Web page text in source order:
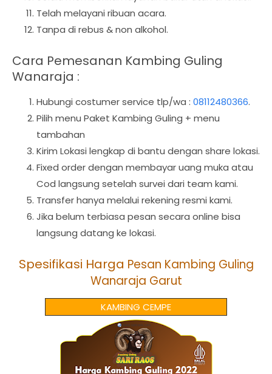
Telah melayani ribuan acara.
Tanpa di rebus & non alkohol.
Cara Pemesanan Kambing Guling
Wanaraja :
Hubungi costumer service tlp/wa : 08112480366.
Pilih menu Paket Kambing Guling + menu
tambahan
Kirim Lokasi lengkap di bantu dengan share lokasi.
Fixed order dengan membayar uang muka atau
Cod langsung setelah survei dari team kami.
Transfer hanya melalui rekening resmi kami.
Jika belum terbiasa pesan secara online bisa
langsung datang ke lokasi.
Spesifikasi Harga Pesan Kambing Guling
Wanaraja Garut
KAMBING CEMPE